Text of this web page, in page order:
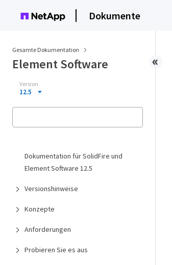
Dokumente
Gesamte Dokumentation
Element Software
Version
12.5
Dokumentation für SolidFire und
Element Software 12.5
Versionshinweise
Konzepte
Anforderungen
Probieren Sie es aus